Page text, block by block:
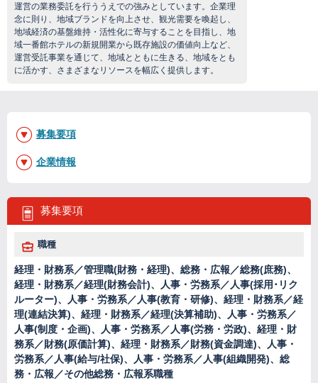
運営の業務委託を行ううえでの強みとしています。企業理
念に則り、地域ブランドを向上させ、観光需要を喚起し、
地域経済の基盤維持・活性化に寄与することを目指し、地
域一番館ホテルの新規開業から既存施設の価値向上など、
運営受託事業を通じて、地域とともに生きる、地域をとも
に活かす、さまざまなリソースを幅広く提供します。
募集要項
職種
経理・財務系／管理職(財務・経理)、総務・広報／総務(庶務)、
経理・財務系／経理(財務会計)、人事・労務系／人事(採用･リク
ルーター)、人事・労務系／人事(教育・研修)、経理・財務系／経
理(連結決算)、経理・財務系／経理(決算補助)、人事・労務系／
人事(制度・企画)、人事・労務系／人事(労務・労政)、経理・財
務系／財務(原価計算)、経理・財務系／財務(資金調達)、人事・
労務系／人事(給与/社保)、人事・労務系／人事(組織開発)、総
務・広報／その他総務・広報系職種
募集要項
企業情報